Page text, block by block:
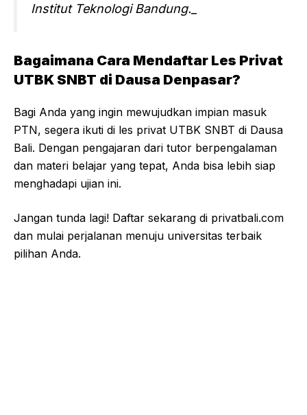
Institut Teknologi Bandung._
Bagaimana Cara Mendaftar Les Privat
UTBK SNBT di Dausa Denpasar?
Bagi Anda yang ingin mewujudkan impian masuk
PTN, segera ikuti di les privat UTBK SNBT di Dausa
Bali. Dengan pengajaran dari tutor berpengalaman
dan materi belajar yang tepat, Anda bisa lebih siap
menghadapi ujian ini.
Jangan tunda lagi! Daftar sekarang di privatbali.com
dan mulai perjalanan menuju universitas terbaik
pilihan Anda.